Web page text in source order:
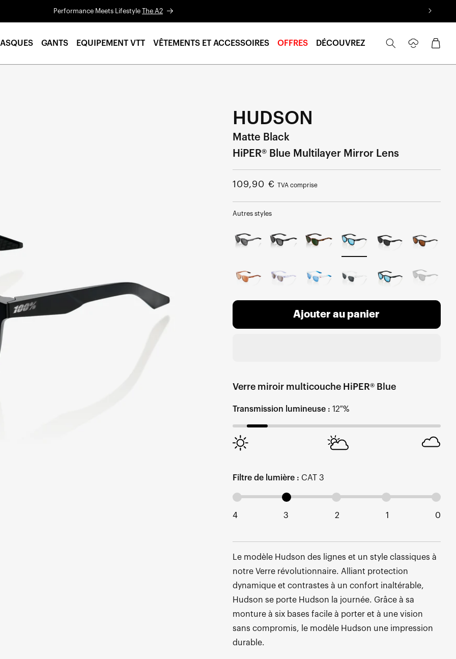
Performance Meets Lifestyle The A2
GANTS EQUIPEMENT VTT VÊTEMENTS ET ACCESSOIRES OFFRES DÉCOUVREZ
connecter
Panier
HUDSON
Matte Black
HiPER® Blue Multilayer Mirror Lens
Prix
109,90 € TVA comprise
Autres styles
Ajouter au panier
Verre miroir multicouche HiPER® Blue
Transmission lumineuse : 12 %
Filtre de lumière : CAT 3
4 3 2 1 0
Le modèle Hudson des lignes et un style classiques à
notre Verre révolutionnaire. Alliant protection
dynamique et contrastes à un confort inaltérable,
Hudson se porte Hudson la journée. Grâce à sa
monture à six bases facile à porter et à une vision
sans compromis, le modèle Hudson une impression
durable.